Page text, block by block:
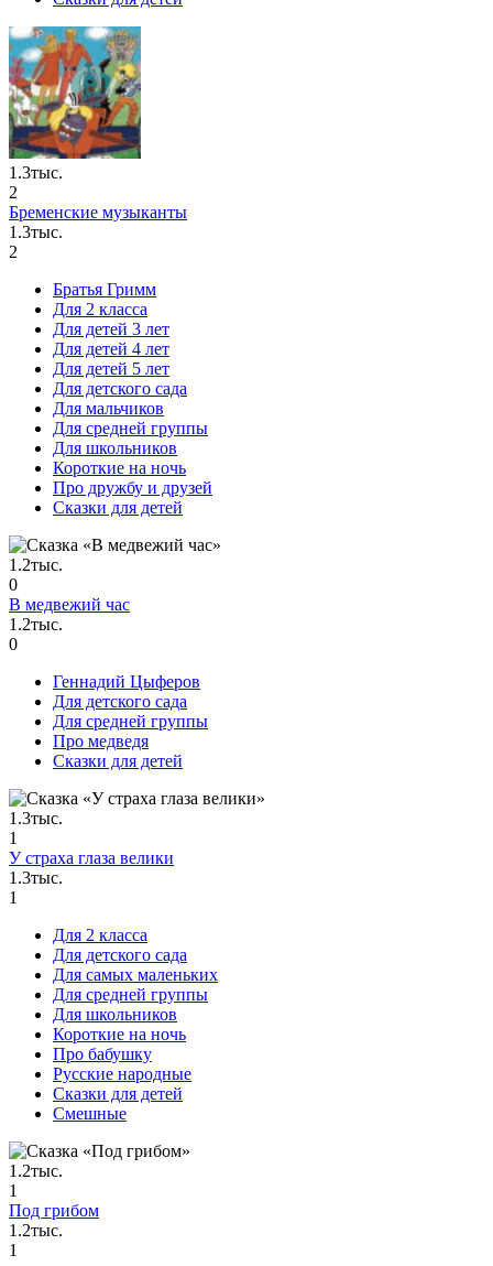
1.3тыс.
2
Бременские музыканты
1.3тыс.
2
Братья Гримм
Для 2 класса
Для детей 3 лет
Для детей 4 лет
Для детей 5 лет
Для детского сада
Для мальчиков
Для средней группы
Для школьников
Короткие на ночь
Про дружбу и друзей
Сказки для детей
1.2тыс.
0
В медвежий час
1.2тыс.
0
Геннадий Цыферов
Для детского сада
Для средней группы
Про медведя
Сказки для детей
1.3тыс.
1
У страха глаза велики
1.3тыс.
1
Для 2 класса
Для детского сада
Для самых маленьких
Для средней группы
Для школьников
Короткие на ночь
Про бабушку
Русские народные
Сказки для детей
Смешные
1.2тыс.
1
Под грибом
1.2тыс.
1